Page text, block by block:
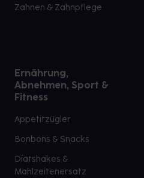
Zahnen & Zahnpflege
Ernährung,
Abnehmen, Sport &
Fitness
Appetitzügler
Bonbons & Snacks
Diätshakes &
Mahlzeitenersatz